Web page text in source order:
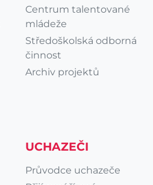
Centrum talentované
mládeže
Středoškolská odborná
činnost
Archiv projektů
UCHAZEČI
Průvodce uchazeče